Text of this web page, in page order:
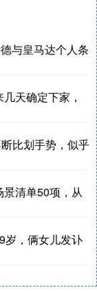
与皇马达个人条
天确定下家，
比划手势，似乎
清单50项，从
岁，俩女儿发讣